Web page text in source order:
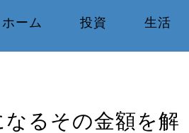
ホーム 投資 生活
るその金額を解